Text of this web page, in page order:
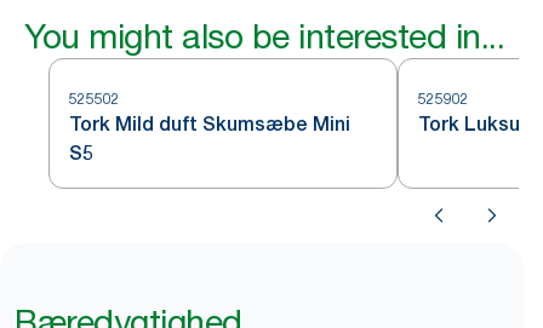
You might also be interested in...
525502
Tork Mild duft Skumsæbe Mini
S5
525902
Tork Luksus